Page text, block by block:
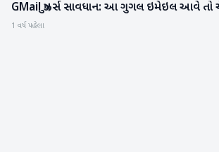
ગેજેટ
GMail યુઝર્સ સાવધાન: આ ગુગલ ઇમેઇલ આવે તો
1 વર્ષ પહેલા